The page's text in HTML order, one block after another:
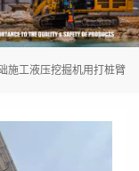
施工液压挖掘机用打桩臂